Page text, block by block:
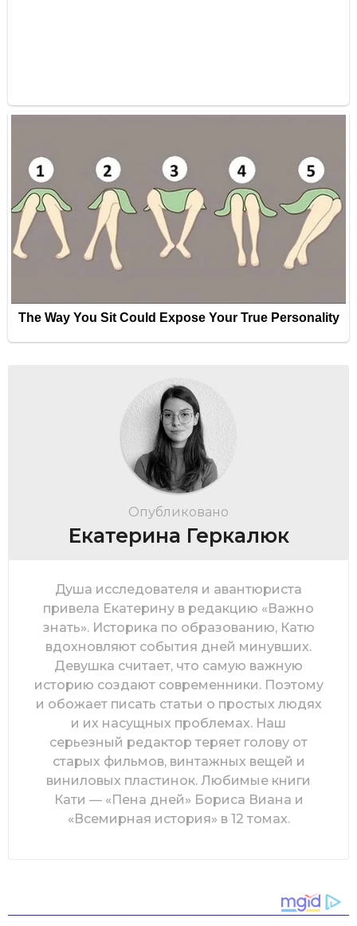
Опубликовано
Екатерина Геркалюк
Душа исследователя и авантюриста
привела Екатерину в редакцию «Важно
знать». Историка по образованию, Катю
вдохновляют события дней минувших.
Девушка считает, что самую важную
историю создают современники. Поэтому
и обожает писать статьи о простых людях
и их насущных проблемах. Наш
серьезный редактор теряет голову от
старых фильмов, винтажных вещей и
виниловых пластинок. Любимые книги
Кати — «Пена дней» Бориса Виана и
«Всемирная история» в 12 томах.